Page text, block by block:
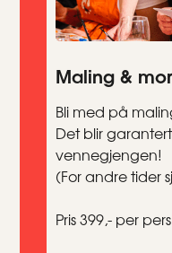
Maling &
Bli med på
Det blir
vennegjengen!
(For andre tider
Pris 399,- per pers